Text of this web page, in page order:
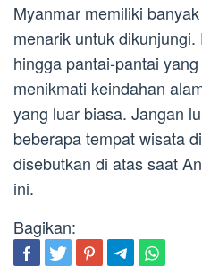
Myanmar memiliki
menarik untuk
hingga pantai-pantai
menikmati keindahan
yang luar biasa. Jangan
beberapa tempat wisata
disebutkan di atas saat
ini.
Bagikan: